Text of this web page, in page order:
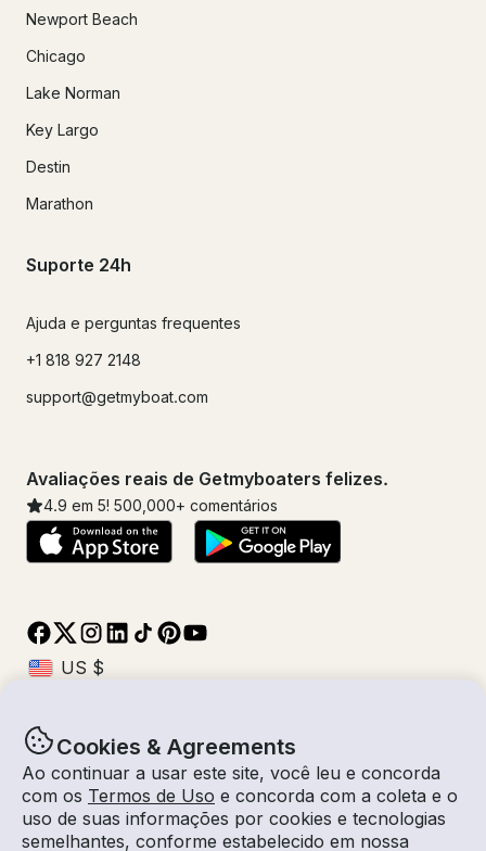
Cookies & Agreements
Ao continuar a usar este site, você leu e concorda
com os Termos de Uso e concorda com a coleta e o
uso de suas informações por cookies e tecnologias
semelhantes, conforme estabelecido em nossa
Newport Beach
Chicago
Lake Norman
Key Largo
Destin
Marathon
Suporte 24h
Ajuda e perguntas frequentes
+1 818 927 2148
support@getmyboat.com
Avaliações reais de Getmyboaters felizes.
4.9 em 5! 500,000+ comentários
© Getmyboat 2026TermosPrivacidade